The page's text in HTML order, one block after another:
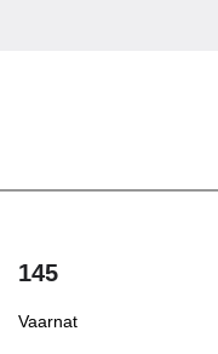
145
Vaarnat